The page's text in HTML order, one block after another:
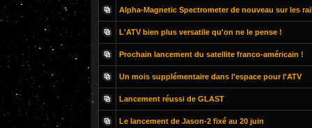
Alpha-Magnetic Spectrometer de nouveau sur les
L'ATV bien plus versatile qu'on ne le pense !
Prochain lancement du satellite franco-américain !
Un mois supplémentaire dans l'espace pour l'ATV
Lancement réussi de GLAST
Le lancement de Jason-2 fixé au 20 juin